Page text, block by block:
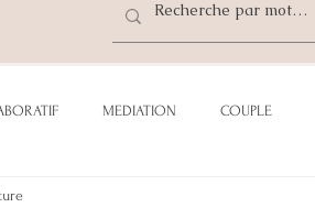
MEDIATION COUPLE